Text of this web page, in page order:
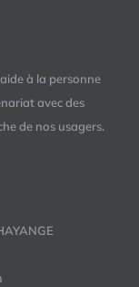
à la personne
avec des
de nos usagers.